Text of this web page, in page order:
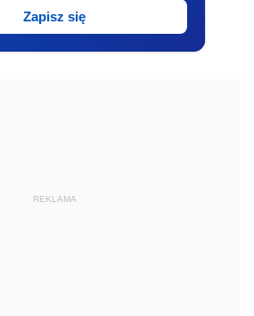
Zapisz się
REKLAMA